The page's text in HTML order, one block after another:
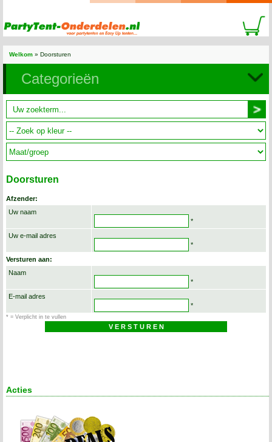
Welkom » Doorsturen
Categorieën
Doorsturen
Afzender:
Uw naam
*
Uw e-mail adres
*
Versturen aan:
Naam
*
E-mail adres
*
* = Verplicht in te vullen
Acties